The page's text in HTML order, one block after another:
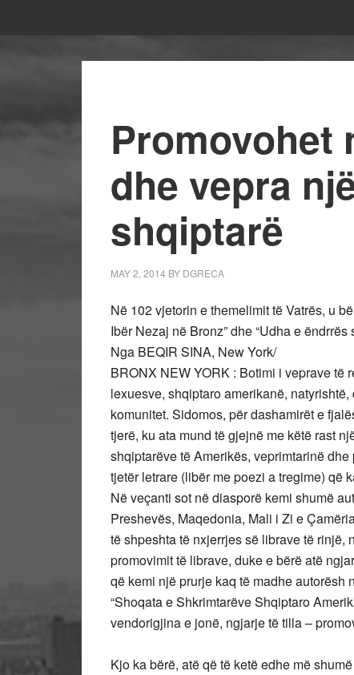
Promovohet
dhe vepra
shqiptarë
MAY 2, 2014 BY DGRECA
Në 102 vjetorin e themelimit të Vatrës, u
Ibër Nezaj në Bronz” dhe “Udha e
Nga BEQIR SINA, New York/
BRONX NEW YORK : Botimi i veprave të
lexuesve, shqiptaro amerikanë,
komunitet. Sidomos, për dashamirët e
tjerë, ku ata mund të gjejnë me këtë rast
shqiptarëve të Amerikës, veprimtarinë
tjetër letrare (libër me poezi a tregime) që
Në veçanti sot në diasporë kemi shumë
Preshevës, Maqedonia, Mali i Zi e
të shpeshta të nxjerrjes së librave të rinjë,
promovimit të librave, duke e bërë atë
që kemi një prurje kaq të madhe autorësh
“Shoqata e Shkrimtarëve Shqiptaro
vendorigjina e jonë, ngjarje të tilla –
Kjo ka bërë, atë që të ketë edhe më